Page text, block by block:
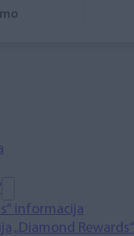
informacija
„Diamond Rewards“